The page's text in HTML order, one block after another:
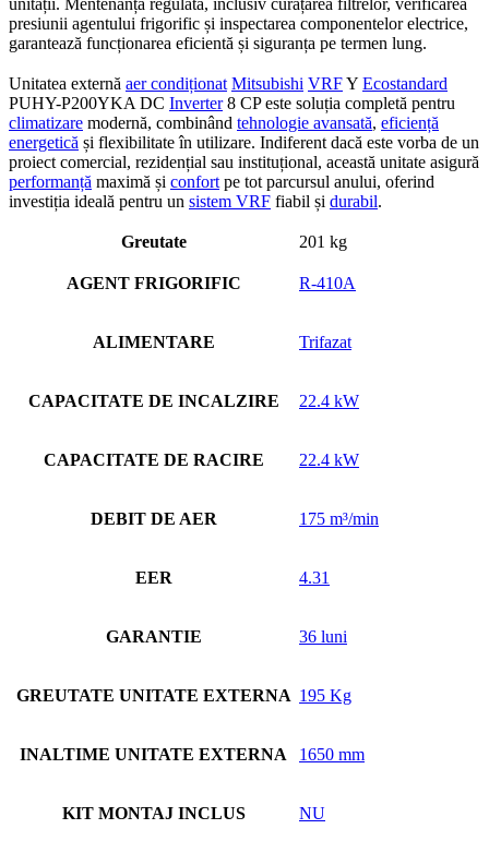
unității. Mentenanța regulată, inclusiv curățarea filtrelor, verificarea
presiunii agentului frigorific și inspectarea componentelor electrice,
garantează funcționarea eficientă și siguranța pe termen lung.
Unitatea externă aer condiționat Mitsubishi VRFY Ecostandard
PUHY-P200YKA DC Inverter8 CP este soluția completă pentru
climatizare modernă, combinând tehnologie avansată, eficiență
energetică și flexibilitate în utilizare. Indiferent dacă este vorba de un
proiect comercial, rezidențial sau instituțional, această unitate asigură
performanță maximă și confort pe tot parcursul anului, oferind
investiția ideală pentru un sistem VRF fiabil și durabil.
Greutate 201 kg
AGENT FRIGORIFIC R-410A
ALIMENTARE Trifazat
CAPACITATE DE INCALZIRE 22.4 kW
CAPACITATE DE RACIRE 22.4 kW
DEBIT DE AER 175 m³/min
EER 4.31
GARANTIE 36 luni
GREUTATE UNITATE EXTERNA 195 Kg
INALTIME UNITATE EXTERNA 1650 mm
KIT MONTAJ INCLUS NU